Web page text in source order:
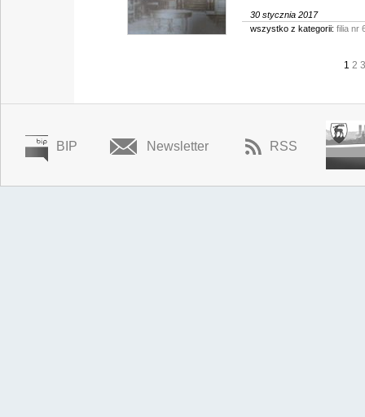
30 stycznia 2017
wszystko z kategorii: filia nr
1 2 3
BIP Newsletter RSS